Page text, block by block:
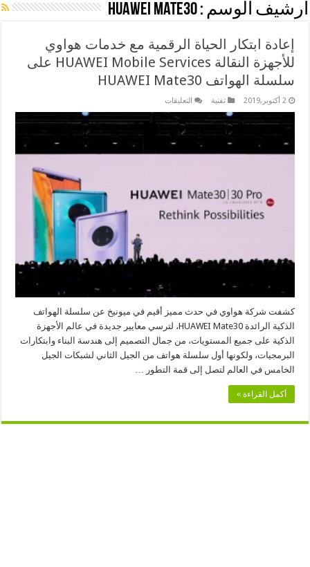
أرشيف الوسم :HUAWEI Mate30
إعادة ابتكار الحياة الرقمية مع خدمات هواوي
للأجهزة النقالة HUAWEI Mobile Services على
سلسلة الهواتف HUAWEI Mate30
2 أكتوبر,2019 تقنية التعليقاتعلى
الحياة
خدمات
HUAWEI
Mobile
على
HUAWEI
Mate30
مغلقة
كشفت شركة هواوي في حدث مميز أقيم في ميونيخ عن سلسلة الهواتف
الذكية الرائدة HUAWEI Mate30، لترسي معايير جديدة في عالم الأجهزة
الذكية على جميع المستويات، من جمال التصميم إلى هندسة البناء وابتكارات
البرمجيات، ولكونها أول سلسلة هواتف من الجيل الثاني لشبكات الجيل
الخامس في العالم لتصل إلى قمة التطور …
أكمل القراءة »